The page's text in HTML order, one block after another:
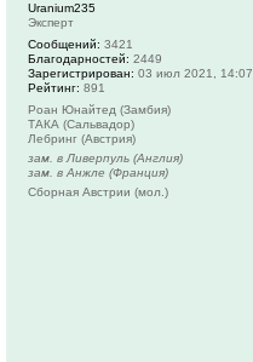
Uranium235
Эксперт
Сообщений: 3421
Благодарностей: 2449
Зарегистрирован: 03 июл 2021, 14:07
Рейтинг: 891
Роан Юнайтед (Замбия)
ТАКА (Сальвадор)
Лебринг (Австрия)
зам. в Ливерпуль (Англия)
зам. в Анжле (Франция)
Сборная Австрии (мол.)